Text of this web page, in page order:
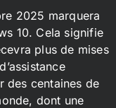
2025 marquera
10. Cela signifie
plus de mises
des centaines de
dont une